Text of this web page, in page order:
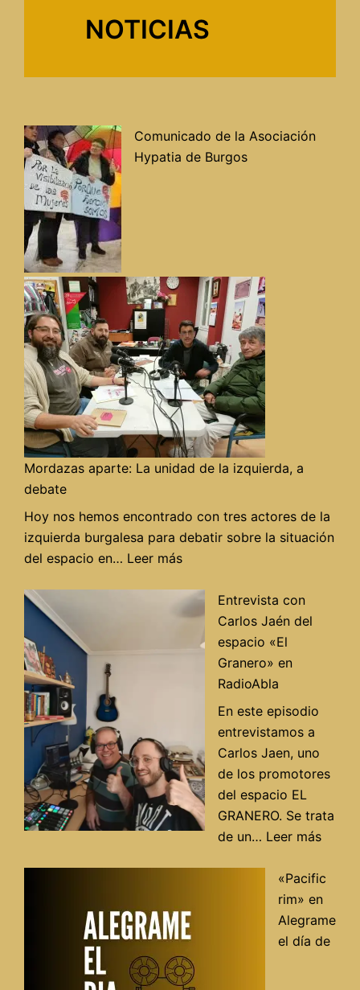
NOTICIAS
Comunicado de la Asociación
Hypatia de Burgos
Mordazas aparte: La unidad de la izquierda, a
debate
Hoy nos hemos encontrado con tres actores de la
izquierda burgalesa para debatir sobre la situación
del espacio en… Leer más:
aparte:
La
unidad
izquierda,
debate
Entrevista con
Carlos Jaén del
espacio «El
Granero» en
RadioAbla
En este episodio
entrevistamos a
Carlos Jaen, uno
de los promotores
del espacio EL
GRANERO. Se trata
de un… Leer más:
con
Carlos
Jaén
del
«Pacific
rim» en
Alegrame
el día de